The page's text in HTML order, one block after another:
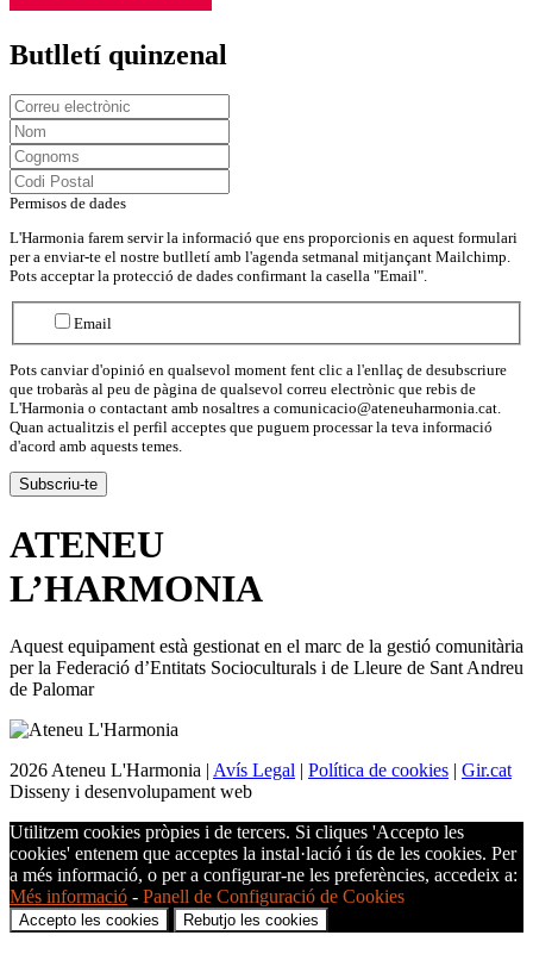
Butlletí quinzenal
Permisos de dades
L'Harmonia farem servir la informació que ens proporcionis en aquest formulari
per a enviar-te el nostre butlletí amb l'agenda setmanal mitjançant Mailchimp.
Pots acceptar la protecció de dades confirmant la casella "Email".
Email
Pots canviar d'opinió en qualsevol moment fent clic a l'enllaç de desubscriure
que trobaràs al peu de pàgina de qualsevol correu electrònic que rebis de
L'Harmonia o contactant amb nosaltres a comunicacio@ateneuharmonia.cat.
Quan actualitzis el perfil acceptes que puguem processar la teva informació
d'acord amb aquests temes.
ATENEU
L’HARMONIA
Aquest equipament està gestionat en el marc de la gestió comunitària
per la Federació d’Entitats Socioculturals i de Lleure de Sant Andreu
de Palomar
2026 Ateneu L'Harmonia | Avís Legal | Política de cookies | Gir.cat
Disseny i desenvolupament web
Utilitzem cookies pròpies i de tercers. Si cliques 'Accepto les
cookies' entenem que acceptes la instal·lació i ús de les cookies. Per
a més informació, o per a configurar-ne les preferències, accedeix a:
Més informació - Panell de Configuració de Cookies
Accepto les cookies Rebutjo les cookies